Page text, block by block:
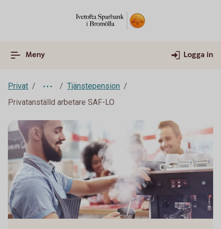
Meny Logga in
Privat
Tjänstepension
Privatanställd arbetare SAF-LO